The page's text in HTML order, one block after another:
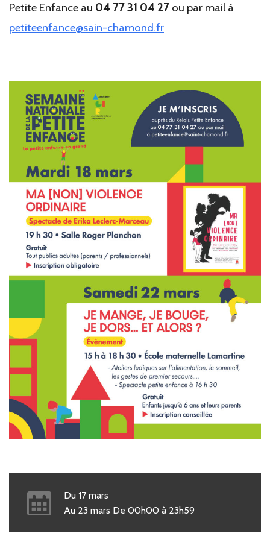
Petite Enfance au 04 77 31 04 27 ou par mail à
petiteenfance@sain-chamond.fr
Du 17 mars
Au 23 mars De00h00 à 23h59